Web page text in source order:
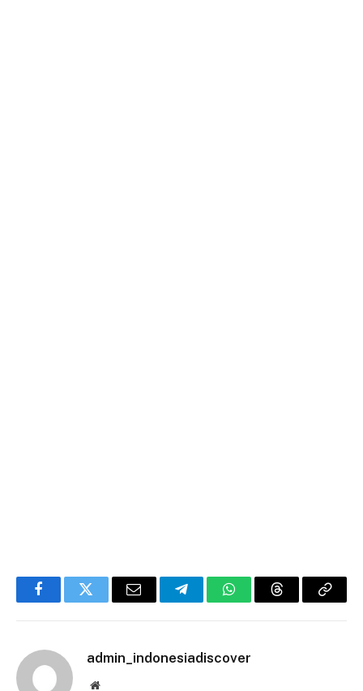
FacebookTwitter Email TelegramWhatsAppThreadsCopy
admin_indonesiadiscover
Website